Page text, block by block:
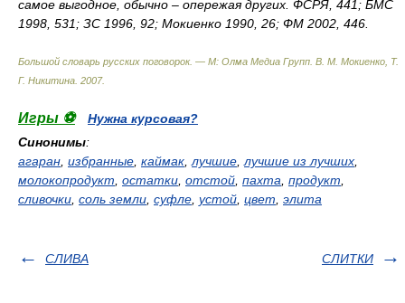
самое выгодное, обычно – опережая других. ФСРЯ, 441; БМС
1998, 531; ЗС 1996, 92; Мокиенко 1990, 26; ФМ 2002, 446.
Большой словарь русских поговорок. — М: Олма Медиа Групп В. М. Мокиенко, Т.
Г. Никитина 2007.
Игры ⚽
Нужна курсовая?
Синонимы:
агаран избранные каймак лучшие лучшие из лучших
молокопродукт остатки отстой пахта продукт
сливочки соль земли суфле устой цвет элита
СЛИВА СЛИТКИ